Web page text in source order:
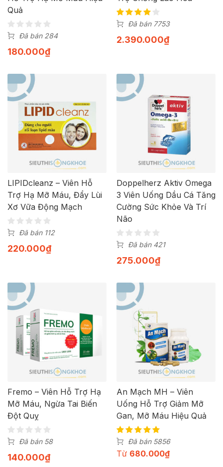
Quả
Đã bán 284
180.000₫
Đã bán 7753
2.390.000₫
LIPIDcleanz – Viên Hỗ
Trợ Hạ Mỡ Máu, Đẩy Lùi
Xơ Vữa Động Mạch
Đã bán 112
220.000₫
Doppelherz Aktiv Omega
3 Viên Uống Dầu Cá Tăng
Cường Sức Khỏe Và Trí
Não
Đã bán 421
275.000₫
Fremo – Viên Hỗ Trợ Hạ
Mỡ Máu, Ngừa Tai Biến
Đột Quỵ
Đã bán 58
140.000₫
An Mạch MH – Viên
Uống Hỗ Trợ Giảm Mỡ
Gan, Mỡ Máu Hiệu Quả
Đã bán 5856
Từ 680.000₫